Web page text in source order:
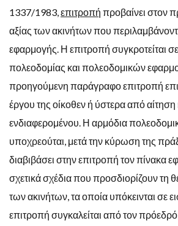
1337/1983,επιτροπή προβαίνει στον
αξίας των ακινήτων που
εφαρμογής. Η επιτροπή συγκροτείται
πολεοδομίας και πολεοδομικών
προηγούμενη παράγραφο επιτροπή
έργου της οίκοθεν ή ύστερα από αίτηση
ενδιαφερομένου. Η αρμόδια
υποχρεούται, μετά την κύρωση της
διαβιβάσει στην επιτροπή τον πίνακα
σχετικά σχέδια που προσδιορίζουν τη
των ακινήτων, τα οποία υπόκεινται σε
επιτροπή συγκαλείται από τον